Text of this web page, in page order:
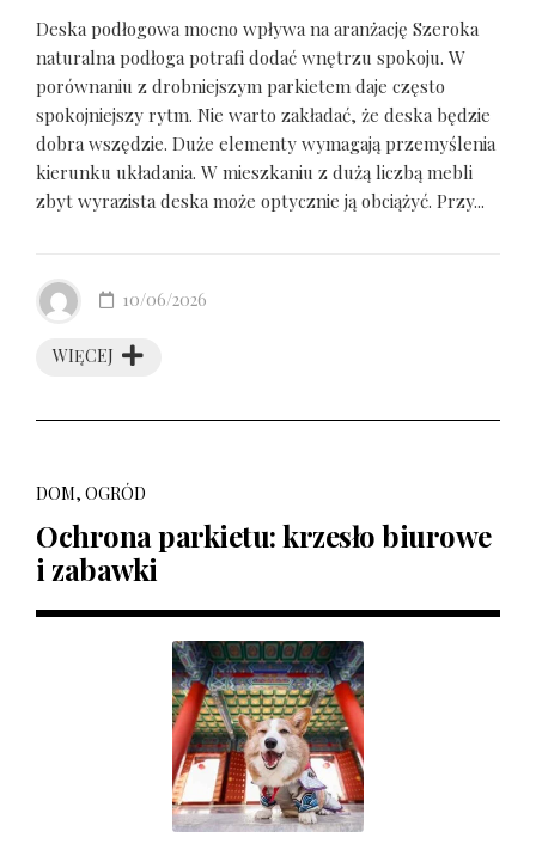
Deska podłogowa mocno wpływa na aranżację Szeroka
naturalna podłoga potrafi dodać wnętrzu spokoju. W
porównaniu z drobniejszym parkietem daje często
spokojniejszy rytm. Nie warto zakładać, że deska będzie
dobra wszędzie. Duże elementy wymagają przemyślenia
kierunku układania. W mieszkaniu z dużą liczbą mebli
zbyt wyrazista deska może optycznie ją obciążyć. Przy...
WIĘCEJ
10/06/2026
DOM, OGRÓD
Ochrona parkietu: krzesło biurowe
i zabawki